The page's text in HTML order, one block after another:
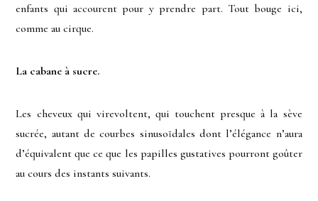
enfants qui accourent pour y prendre part. Tout bouge ici,
comme au cirque.
La cabane à sucre.
Les cheveux qui virevoltent, qui touchent presque à la sève
sucrée, autant de courbes sinusoïdales dont l’élégance n’aura
d’équivalent que ce que les papilles gustatives pourront goûter
au cours des instants suivants.